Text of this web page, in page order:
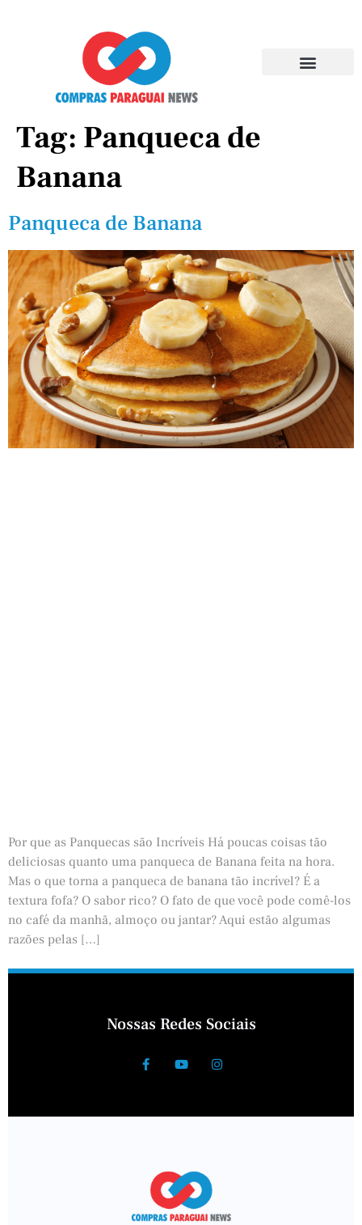
Tag: Panqueca de
Banana
Panqueca de Banana
Por que as Panquecas são Incríveis Há poucas coisas tão
deliciosas quanto uma panqueca de Banana feita na hora.
Mas o que torna a panqueca de banana tão incrível? É a
textura fofa? O sabor rico? O fato de que você pode comê-los
no café da manhã, almoço ou jantar? Aqui estão algumas
razões pelas […]
Nossas Redes Sociais